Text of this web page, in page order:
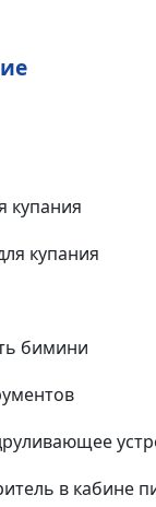
купания
купания
бимини
в кабине